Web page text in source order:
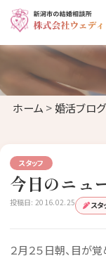
ホーム >婚活ブログ
スタッフ
今日のニュ
投稿日: 2016.02.25 スタ
２月２５日朝、目が